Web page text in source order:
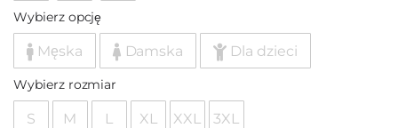
Wybierz opcję
Męska Damska Dla dzieci
Wybierz rozmiar
S M L XL XXL 3XL